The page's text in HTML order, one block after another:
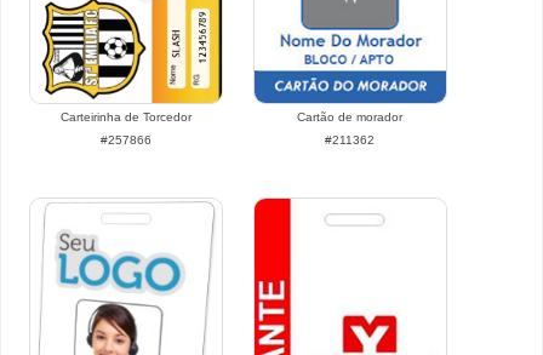
Carteirinha de Torcedor
#257866
Cartão de morador
#211362